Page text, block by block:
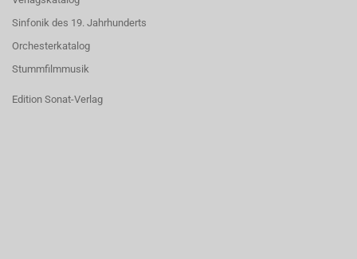
Sinfonik des 19. Jahrhunderts
Orchesterkatalog
Stummfilmmusik
Edition Sonat-Verlag